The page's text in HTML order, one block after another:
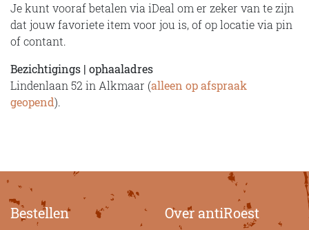
Je kunt vooraf betalen via iDeal om er zeker van te zijn
dat jouw favoriete item voor jou is, of op locatie via pin
of contant.
Bezichtigings | ophaaladres
Lindenlaan 52 in Alkmaar (alleen op afspraak
geopend).
Bestellen Over antiRoest